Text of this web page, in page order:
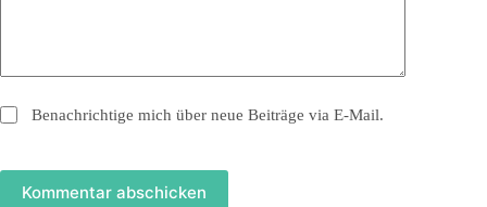
Benachrichtige mich über neue Beiträge via E-Mail.
Kommentar abschicken